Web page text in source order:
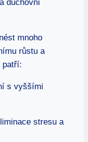
duchovní
mnoho
růstu a
patří:
s vyššími
stresu a